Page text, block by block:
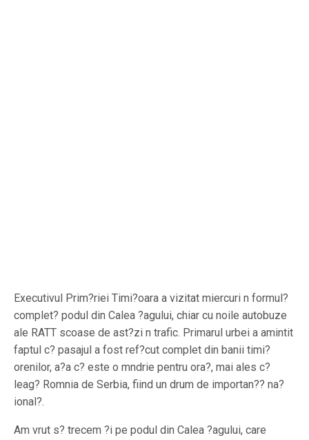
Executivul Prim?riei Timi?oara a vizitat miercuri n formul?
complet? podul din Calea ?agului, chiar cu noile autobuze
ale RATT scoase de ast?zi n trafic. Primarul urbei a amintit
faptul c? pasajul a fost ref?cut complet din banii timi?
orenilor, a?a c? este o mndrie pentru ora?, mai ales c?
leag? Romnia de Serbia, fiind un drum de importan?? na?
ional?.
Am vrut s? trecem ?i pe podul din Calea ?agului, care